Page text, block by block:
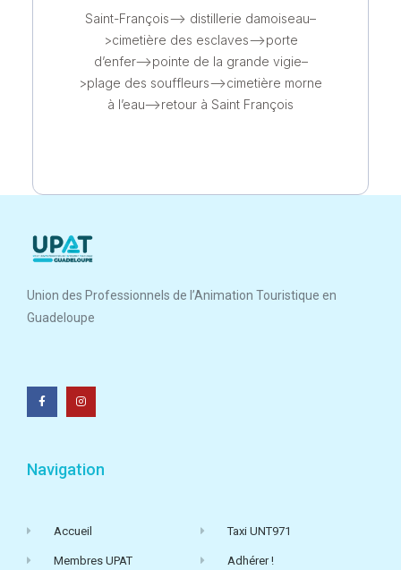
Saint-François–> distillerie damoiseau–
>cimetière des esclaves–>porte
d’enfer–>pointe de la grande vigie–
>plage des souffleurs–>cimetière morne
à l’eau–>retour à Saint François
Union des Professionnels de l’Animation Touristique en
Guadeloupe
Navigation
Accueil
Membres UPAT
Taxi UNT971
Adhérer !